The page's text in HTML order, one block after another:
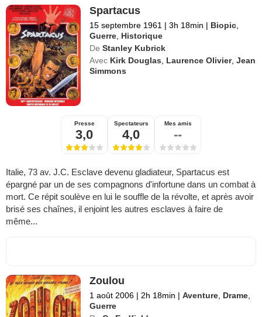
Spartacus
15 septembre 1961 | 3h 18min | Biopic
Guerre Historique
De Stanley Kubrick
Avec Kirk Douglas Laurence Olivier,Jean
Simmons
Presse
3,0
Spectateurs
4,0
Mes amis
--
Italie, 73 av. J.C. Esclave devenu gladiateur, Spartacus est
épargné par un de ses compagnons d'infortune dans un combat à
mort. Ce répit soulève en lui le souffle de la révolte, et après avoir
brisé ses chaînes, il enjoint les autres esclaves à faire de
même...
Zoulou
1 août 2006 | 2h 18min | Aventure, Drame,
Guerre